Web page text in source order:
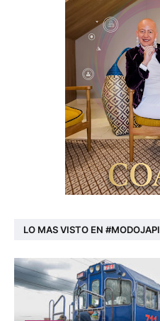
LO MAS VISTO EN #MODOJAPI